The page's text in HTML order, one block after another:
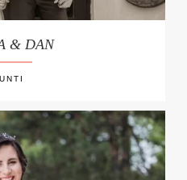
& DAN